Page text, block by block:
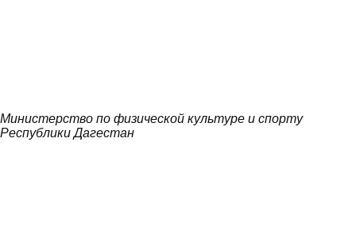
Министерство по физической культуре и спорту
Республики Дагестан